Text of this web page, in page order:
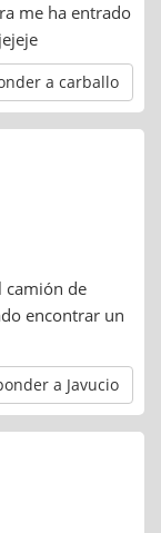
me ha entrado
a carballo
camión de
encontrar un
a Javucio